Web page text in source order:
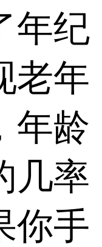
年纪
老年
年龄
几率
你手